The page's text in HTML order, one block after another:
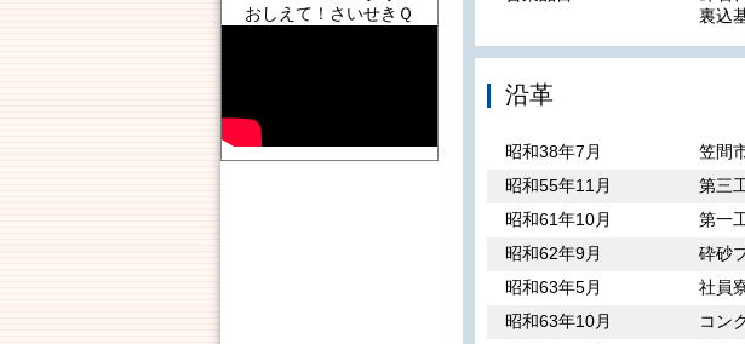
おしえて！さいせきＱ
裏込
沿革
昭和38年7月
笠間
昭和55年11月
第三
昭和61年10月
第一
昭和62年9月
砕砂
昭和63年5月
社員
昭和63年10月
コン